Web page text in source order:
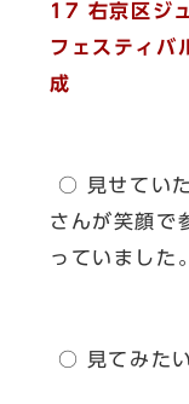
17 右京区ジ
フェスティバ
成
○ 見せてい
さんが笑顔で
っていました。
○ 見てみたい